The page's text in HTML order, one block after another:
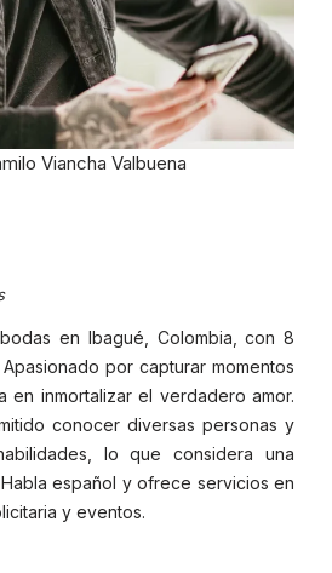
Viancha Valbuena
en Ibagué, Colombia, con 8
por capturar momentos
en inmortalizar el verdadero amor.
conocer diversas personas y
lo que considera una
español y ofrece servicios en
y eventos.